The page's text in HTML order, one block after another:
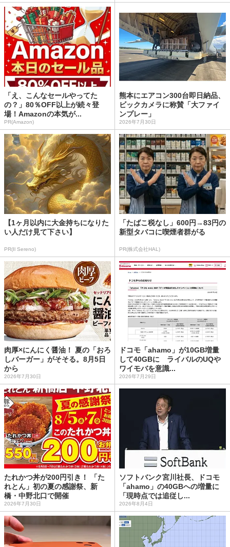
「え、こんなセールやってた
の？」80％OFF以上が続々登
場！Amazonの本気が...
PR(Amazon)
熊本にエアコン300台即日納品、
ビックカメラに称賛「大ファイ
ンプレー」
2026年7月30日
【1ヶ月以内に大金持ちになりた
い人だけ見て下さい】
PR(Il Sereno)
「たばこ税なし」600円→83円の
新型タバコに喫煙者群がる
PR(株式会社HAL)
肉厚×にんにく醤油！ 夏の「おろ
しバーガー」がそそる。8月5日
から
2026年7月30日
ドコモ「ahamo」が10GB増量
して40GBに ライバルのUQや
ワイモバを意識...
2026年7月29日
たれかつ丼が200円引き！ 「た
れとん」初の夏の感謝祭、新
橋・中野北口で開催
2026年7月30日
ソフトバンク宮川社長、ドコモ
「ahamo」の40GBへの増量に
「現時点では追従し...
2026年8月4日